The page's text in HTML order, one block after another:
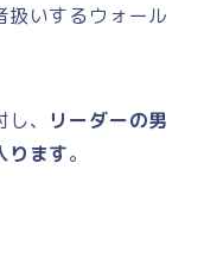
いするウォール
、 リーダーの男
ります。